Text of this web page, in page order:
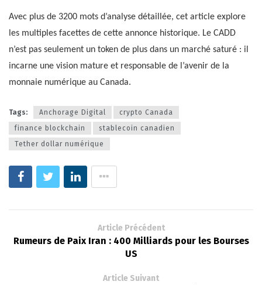
Avec plus de 3200 mots d’analyse détaillée, cet article explore
les multiples facettes de cette annonce historique. Le CADD
n’est pas seulement un token de plus dans un marché saturé : il
incarne une vision mature et responsable de l’avenir de la
monnaie numérique au Canada.
Tags: Anchorage Digital
crypto Canada
finance blockchain
stablecoin canadien
Tether dollar numérique
Article Précédent
Rumeurs de Paix Iran : 400 Milliards pour les Bourses
US
Article Suivant